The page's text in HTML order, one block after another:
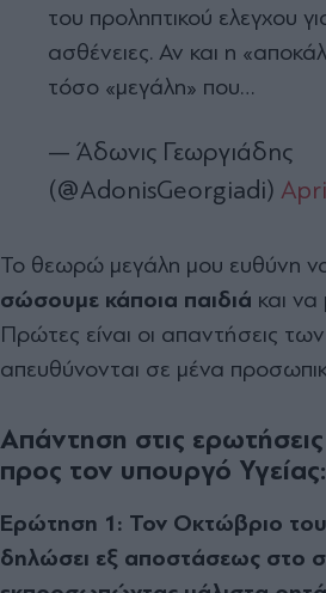
του προληπτικού ελεγχου
ασθένειες. Αν και η
τόσο «μεγάλη» που…
— Άδωνις Γεωργιάδης
(@AdonisGeorgiadi)
Το θεωρώ μεγάλη μου ευθύνη
σώσουμε κάποια παιδιά και
Πρώτες είναι οι απαντήσεις
απευθύνονται σε μένα
Απάντηση στις
προς τον υπουργό Υγείας:
Ερώτηση 1: Τον Οκτώβριο του
δηλώσει εξ αποστάσεως στο